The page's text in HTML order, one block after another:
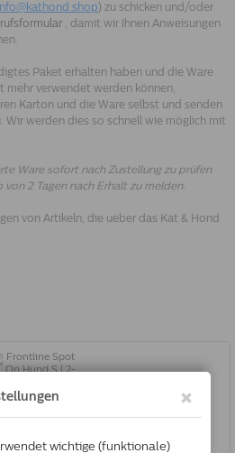
) zu schicken und/oder
, damit wir Ihnen Anweisungen
Paket erhalten haben und die Ware
mehr verwendet werden können,
Karton und die Ware selbst und senden
Wir werden dies so schnell wie möglich mit
Ware sofort nach Zustellung zu prüfen
2 Tagen nach Erhalt zu melden.
von Artikeln, die ueber das Kat & Hond